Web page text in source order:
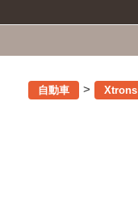
自動車 > Xtrons